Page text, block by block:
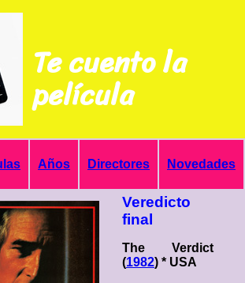
Te cuento la
película
Años Directores Novedades
Veredicto
final
The Verdict
(1982) * USA